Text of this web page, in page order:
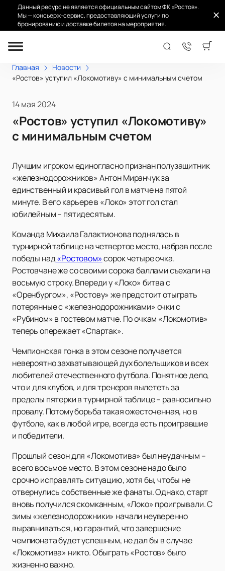
Данный ресурс не является официальным сайтом ФК «Ростов».
Мы — консьерж-сервис, предоставляющий услуги по
бронированию и доставке билетов на мероприятия.
Главная
Новости
«Ростов» уступил «Локомотиву» с минимальным счетом
14 мая 2024
«Ростов» уступил «Локомотиву»
с минимальным счетом
Лучшим игроком единогласно признан полузащитник
«железнодорожников» Антон Миранчук за
единственный и красивый гол в матче на пятой
минуте. В его карьере в «Локо» этот гол стал
юбилейным – пятидесятым.
Команда Михаила Галактионова поднялась в
турнирной таблице на четвертое место, набрав после
победы над«Ростовом»сорок четыре очка.
Ростовчане же со своими сорока баллами съехали на
восьмую строку. Впереди у «Локо» битва с
«Оренбургом», «Ростову» же предстоит отыграть
потерянные с «железнодорожниками» очки с
«Рубином» в гостевом матче. По очкам «Локомотив»
теперь опережает «Спартак».
Чемпионская гонка в этом сезоне получается
невероятно захватывающей дух болельщиков и всех
любителей отечественного футбола. Понятное дело,
что и для клубов, и для тренеров вылететь за
пределы пятерки в турнирной таблице – равносильно
провалу. Потому борьба такая ожесточенная, но в
футболе, как в любой игре, всегда есть проигравшие
и победители.
Прошлый сезон для «Локомотива» был неудачным –
всего восьмое место. В этом сезоне надо было
срочно исправлять ситуацию, хотя бы, чтобы не
отвернулись собственные же фанаты. Однако, старт
вновь получился скомканным, «Локо» проигрывали. С
зимы «железнодорожники» начали неуверенно
выравниваться, но гарантий, что завершение
чемпионата будет успешным, не дал бы в случае
«Локомотива» никто. Обыграть «Ростов» было
жизненно важно.